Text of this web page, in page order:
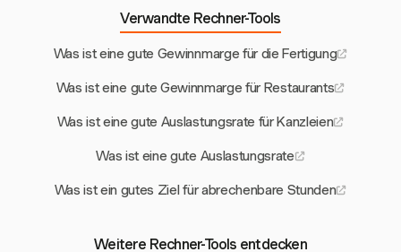
Verwandte Rechner-Tools
Was ist eine gute Gewinnmarge für die Fertigung
Was ist eine gute Gewinnmarge für Restaurants
Was ist eine gute Auslastungsrate für Kanzleien
Was ist eine gute Auslastungsrate
Was ist ein gutes Ziel für abrechenbare Stunden
Weitere Rechner-Tools entdecken